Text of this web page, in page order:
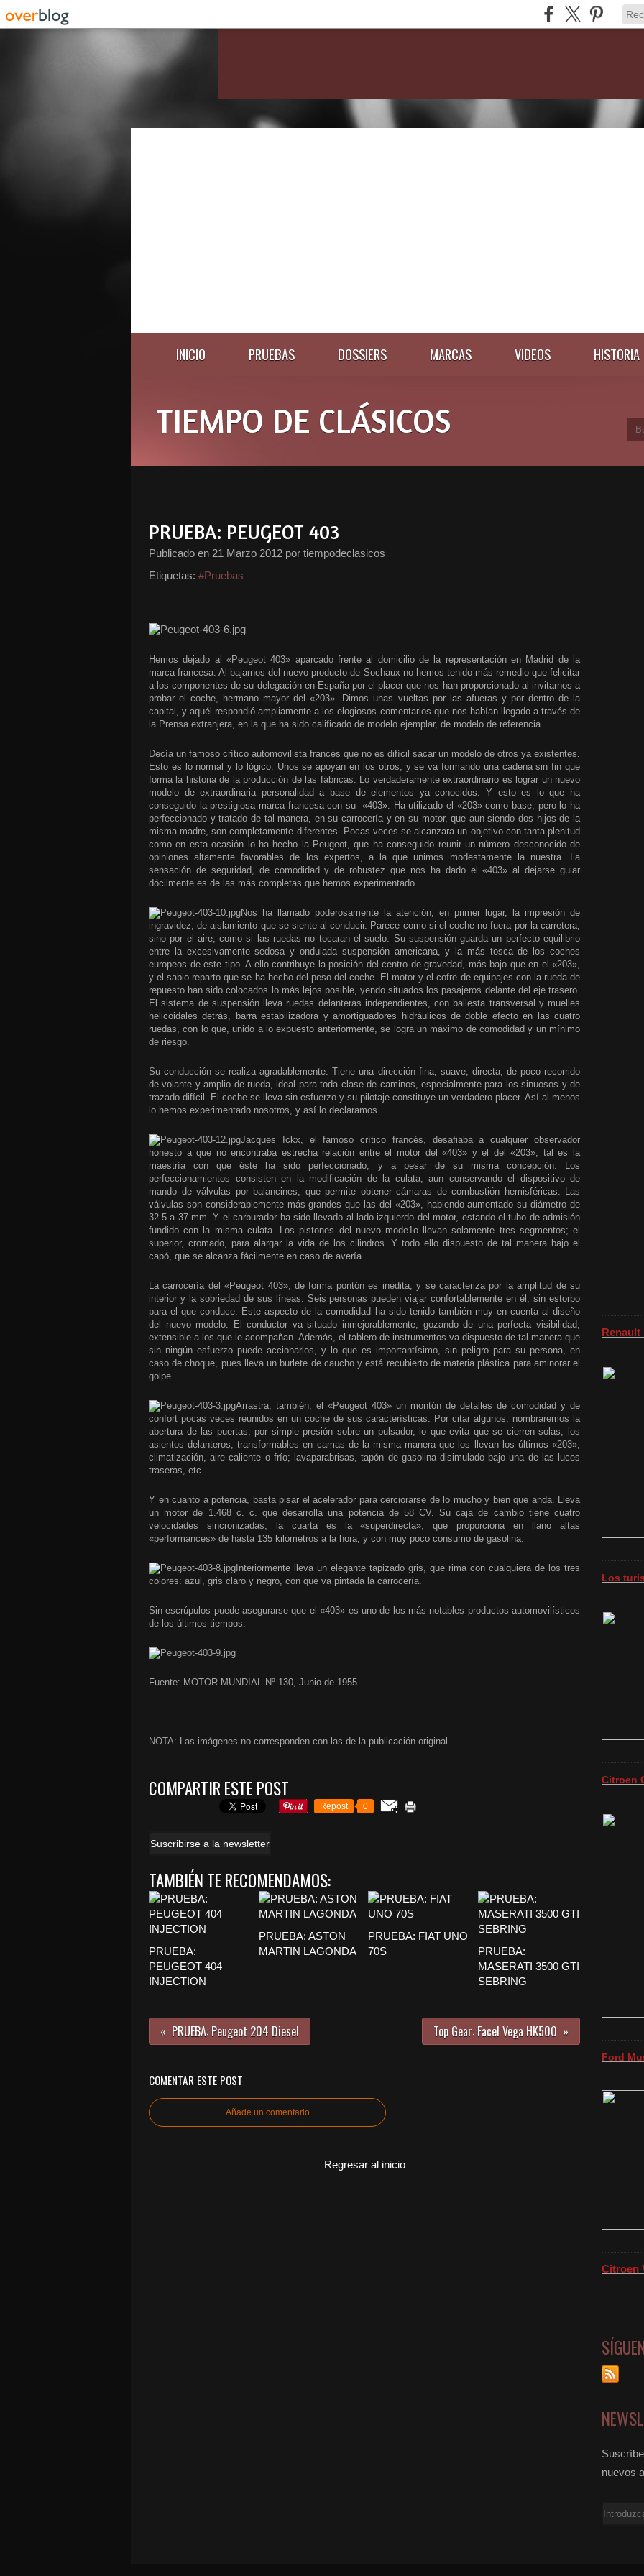
INICIO PRUEBAS DOSSIERS MARCAS VIDEOS HISTORIA
TIEMPO DE CLÁSICOS
PRUEBA: PEUGEOT 403
Publicado en 21 Marzo 2012 por tiempodeclasicos
Etiquetas: #Pruebas
Hemos dejado al «Peugeot 403» aparcado frente al domicilio de la representación en Madrid de la
marca francesa. Al bajarnos del nuevo producto de Sochaux no hemos tenido más remedio que felicitar
a los componentes de su delegación en España por el placer que nos han proporcionado al invitarnos a
probar el coche, hermano mayor del «203». Dimos unas vueltas por las afueras y por dentro de la
capital, y aquél respondió ampliamente a los elogiosos comentarios que nos habían llegado a través de
la Prensa extranjera, en la que ha sido calificado de modelo ejemplar, de modelo de referencia.
Decía un famoso crítico automovilista francés que no es difícil sacar un modelo de otros ya existentes.
Esto es lo normal y lo lógico. Unos se apoyan en los otros, y se va formando una cadena sin fin que
forma la historia de la producción de las fábricas. Lo verdaderamente extraordinario es lograr un nuevo
modelo de extraordinaria personalidad a base de elementos ya conocidos. Y esto es lo que ha
conseguido la prestigiosa marca francesa con su- «403». Ha utilizado el «203» como base, pero lo ha
perfeccionado y tratado de tal manera, en su carrocería y en su motor, que aun siendo dos hijos de la
misma madre, son completamente diferentes. Pocas veces se alcanzara un objetivo con tanta plenitud
como en esta ocasión lo ha hecho la Peugeot, que ha conseguido reunir un número desconocido de
opiniones altamente favorables de los expertos, a la que unimos modestamente la nuestra. La
sensación de seguridad, de comodidad y de robustez que nos ha dado el «403» al dejarse guiar
dócilmente es de las más completas que hemos experimentado.
Nos ha llamado poderosamente la atención, en primer lugar, la impresión de
ingravidez, de aislamiento que se siente al conducir. Parece como si el coche no fuera por la carretera,
sino por el aire, como si las ruedas no tocaran el suelo. Su suspensión guarda un perfecto equilibrio
entre la excesivamente sedosa y ondulada suspensión americana, y la más tosca de los coches
europeos de este tipo. A ello contribuye la posición del centro de gravedad, más bajo que en el «203»,
y el sabio reparto que se ha hecho del peso del coche. El motor y el cofre de equipajes con la rueda de
repuesto han sido colocados lo más lejos posible, yendo situados los pasajeros delante del eje trasero.
El sistema de suspensión lleva ruedas delanteras independientes, con ballesta transversal y muelles
helicoidales detrás, barra estabilizadora y amortiguadores hidráulicos de doble efecto en las cuatro
ruedas, con lo que, unido a lo expuesto anteriormente, se logra un máximo de comodidad y un mínimo
de riesgo.
Su conducción se realiza agradablemente. Tiene una dirección fina, suave, directa, de poco recorrido
de volante y amplio de rueda, ideal para toda clase de caminos, especialmente para los sinuosos y de
trazado difícil. El coche se lleva sin esfuerzo y su pilotaje constituye un verdadero placer. Así al menos
lo hemos experimentado nosotros, y así lo declaramos.
Jacques Ickx, el famoso crítico francés, desafiaba a cualquier observador
honesto a que no encontraba estrecha relación entre el motor del «403» y el del «203»; tal es la
maestría con que éste ha sido perfeccionado, y a pesar de su misma concepción. Los
perfeccionamientos consisten en la modificación de la culata, aun conservando el dispositivo de
mando de válvulas por balancines, que permite obtener cámaras de combustión hemisféricas. Las
válvulas son considerablemente más grandes que las del «203», habiendo aumentado su diámetro de
32.5 a 37 mm. Y el carburador ha sido llevado al lado izquierdo del motor, estando el tubo de admisión
fundido con la misma culata. Los pistones del nuevo mode1o llevan solamente tres segmentos; el
superior, cromado, para alargar la vida de los cilindros. Y todo ello dispuesto de tal manera bajo el
capó, que se alcanza fácilmente en caso de avería.
La carrocería del «Peugeot 403», de forma pontón es inédita, y se caracteriza por la amplitud de su
interior y la sobriedad de sus líneas. Seis personas pueden viajar confortablemente en él, sin estorbo
para el que conduce. Este aspecto de la comodidad ha sido tenido también muy en cuenta al diseño
del nuevo modelo. El conductor va situado inmejorablemente, gozando de una perfecta visibilidad,
extensible a los que le acompañan. Además, el tablero de instrumentos va dispuesto de tal manera que
sin ningún esfuerzo puede accionarlos, y lo que es importantísimo, sin peligro para su persona, en
caso de choque, pues lleva un burlete de caucho y está recubierto de materia plástica para aminorar el
golpe.
Arrastra, también, el «Peugeot 403» un montón de detalles de comodidad y de
confort pocas veces reunidos en un coche de sus características. Por citar algunos, nombraremos la
abertura de las puertas, por simple presión sobre un pulsador, lo que evita que se cierren solas; los
asientos delanteros, transformables en camas de la misma manera que los llevan los últimos «203»;
climatización, aire caliente o frío; lavaparabrisas, tapón de gasolina disimulado bajo una de las luces
traseras, etc.
Y en cuanto a potencia, basta pisar el acelerador para cerciorarse de lo mucho y bien que anda. Lleva
un motor de 1.468 c. c. que desarrolla una potencia de 58 CV. Su caja de cambio tiene cuatro
velocidades sincronizadas; la cuarta es la «superdirecta», que proporciona en llano altas
«performances» de hasta 135 kilómetros a la hora, y con muy poco consumo de gasolina.
Interiormente lleva un elegante tapizado gris, que rima con cualquiera de los tres
colores: azul, gris claro y negro, con que va pintada la carrocería.
Sin escrúpulos puede asegurarse que el «403» es uno de los más notables productos automovilísticos
de los últimos tiempos.
Fuente: MOTOR MUNDIAL Nº 130, Junio de 1955.
NOTA: Las imágenes no corresponden con las de la publicación original.
COMPARTIR ESTE POST
Repost 0
Suscribirse a la newsletter
TAMBIÉN TE RECOMENDAMOS:
PRUEBA:
PEUGEOT 404
INJECTION
PRUEBA: ASTON
MARTIN LAGONDA
PRUEBA: FIAT UNO
70S
PRUEBA:
MASERATI 3500 GTI
SEBRING
PRUEBA: Peugeot 204 Diesel Top Gear: Facel Vega HK500
COMENTAR ESTE POST
Añade un comentario
Regresar al inicio
Renault
Los
Citroen
Ford
Citroen
nuevos
Email